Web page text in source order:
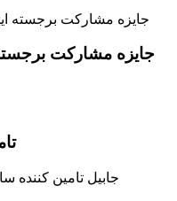
جایزه مشارکت